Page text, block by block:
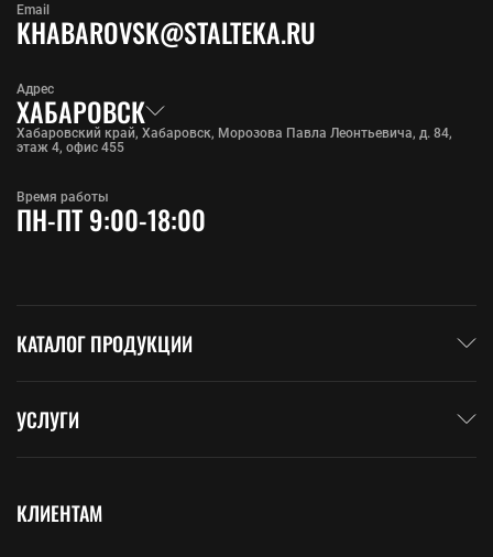
Адрес
ХАБАРОВСК
Хабаровский край, Хабаровск, Морозова Павла Леонтьевича, д. 84,
этаж 4, офис 455
Email
KHABAROVSK@STALTEKA.RU
Время работы
ПН-ПТ 9:00-18:00
КАТАЛОГ ПРОДУКЦИИ
УСЛУГИ
КЛИЕНТАМ